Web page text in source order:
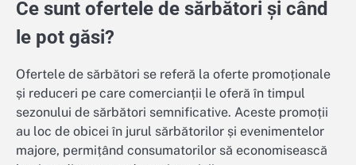
Ce sunt ofertele de sărbători și când
le pot găsi?
Ofertele de sărbători se referă la oferte promoționale
și reduceri pe care comercianții le oferă în timpul
sezonului de sărbători semnificative. Aceste promoții
au loc de obicei în jurul sărbătorilor și evenimentelor
majore, permițând consumatorilor să economisească